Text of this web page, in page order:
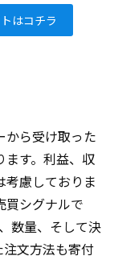
はコチラ
ら受け取った
ます。利益、収
慮しておりま
買シグナルで
数量、そして決
文方法も寄付